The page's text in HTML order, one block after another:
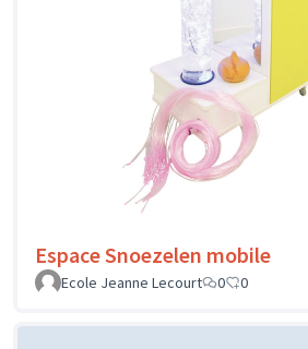
Espace Snoezelen mobile
Ecole Jeanne Lecourt
0 0